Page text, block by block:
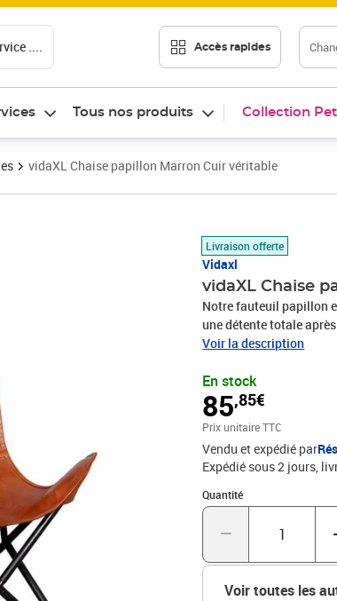
.... Accès rapides
Tous nos produits Collection
vidaXL Chaise papillon Marron Cuir véritable
Livraison offerte
Vidaxl
vidaXL Chaise
Notre fauteuil papillon
une détente totale
est très populaire et
courbés, afin de
Fabriquée en véritable
durer. Les quatre coins
en fer laqué est
et confortable.
pièce à une autre,
garantit l'exclusivité et
cuir véritable +
du siège : 59
cmProduit entièrement
Voir la description
En stock
85,85€
Prix 85,85€
Prix unitaire TTC
Vendu et expédié par
Expédié sous 2 jours
Quantité
Quantité : 1
Voir toutes les